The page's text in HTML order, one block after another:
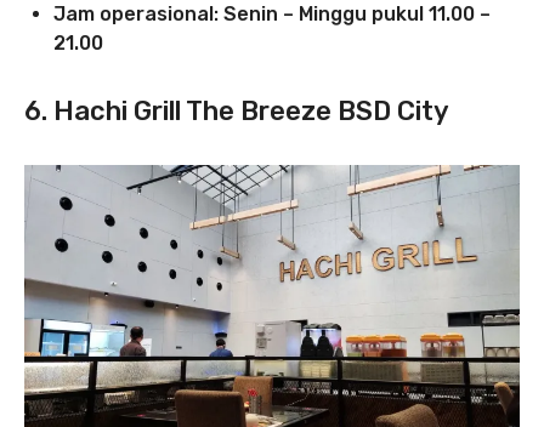
Jam operasional: Senin – Minggu pukul 11.00 –
21.00
6. Hachi Grill The Breeze BSD City